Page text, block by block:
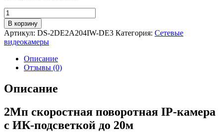
Количество
товара
2Мп
скоростная
поворотная
камера
ИК-
подсветкой
20м
-
DS-
В корзину
Артикул: DS-2DE2A204IW-DE3 Категория: Сетевые
видеокамеры
Описание
Отзывы (0)
Описание
2Мп скоростная поворотная IP-камера
с ИК-подсветкой до 20м